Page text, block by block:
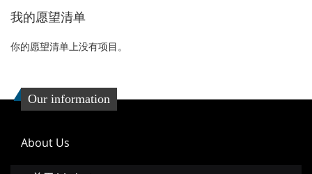
我的愿望清单
你的愿望清单上没有项目。
Our information
About Us